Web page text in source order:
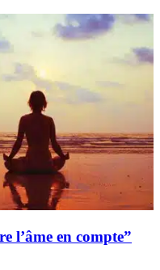
l’âme en compte”